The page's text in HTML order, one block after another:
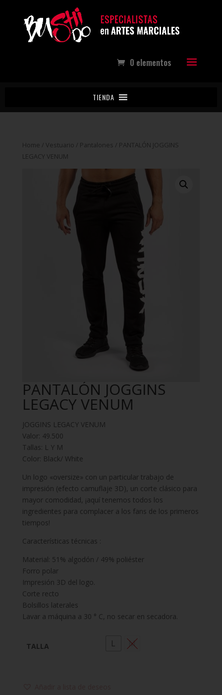
0 elementos
TIENDA
Home / Vestuario / Pantalones / PANTALÓN JOGGINS
LEGACY VENUM
PANTALÓN JOGGINS
LEGACY VENUM
JOGGINS LEGACY VENUM
Valor: 49.500
Tallas: L Y M
Color: Black/ White
Un logo «oversize» con un particular trabajo de
impresión (efecto camuflaje 3D), un corte clásico para
mayor comodidad, ¡aquí tenemos todos los
ingredientes para complacer a los fans de los primeros
tiempos!
Características técnicas :
Material: 51% algodón / 49% poliéster
Forro polar
Impresión 3D del logo.
Corte recto
Bolsillos laterales
Lavar a máquina a 30 ° C, no secar en secadora.
TALLA L M